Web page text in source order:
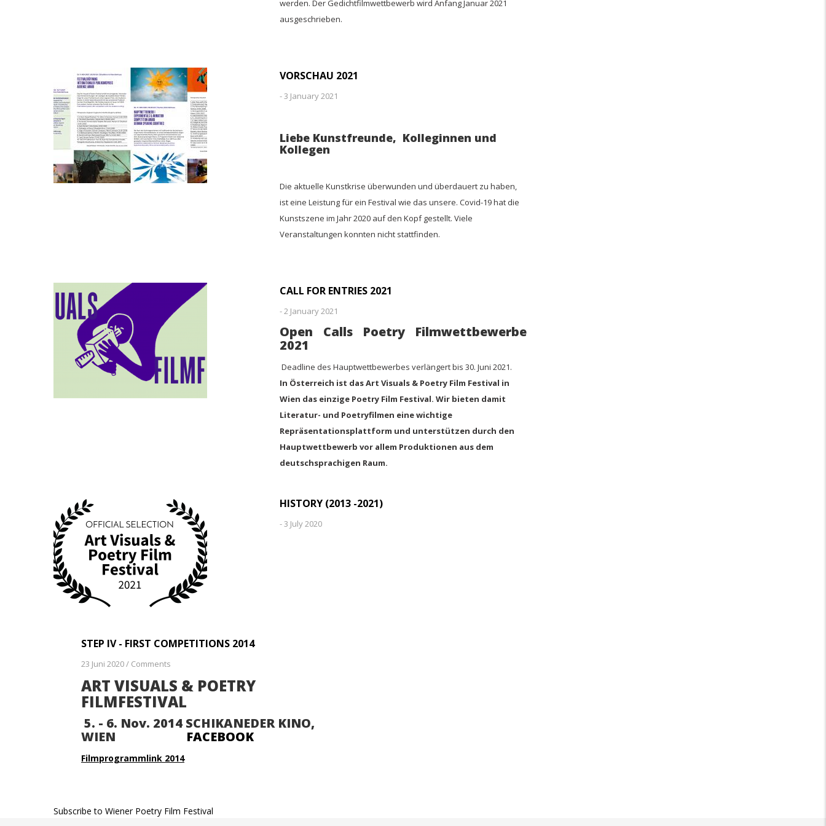
werden. Der Gedichtfilmwettbewerb wird Anfang Januar 2021
ausgeschrieben.
VORSCHAU 2021
-3 January 2021
Liebe Kunstfreunde, Kolleginnen und
Kollegen
Die aktuelle Kunstkrise überwunden und überdauert zu haben,
ist eine Leistung für ein Festival wie das unsere. Covid-19 hat die
Kunstszene im Jahr 2020 auf den Kopf gestellt. Viele
Veranstaltungen konnten nicht stattfinden.
CALL FOR ENTRIES 2021
-2 January 2021
Open Calls Poetry Filmwettbewerbe
2021
Deadline des Hauptwettbewerbes verlängert bis 30. Juni 2021.
In Österreich ist das Art Visuals & Poetry Film Festival in
Wien das einzige Poetry Film Festival. Wir bieten damit
Literatur- und Poetryfilmen eine wichtige
Repräsentationsplattform und unterstützen durch den
Hauptwettbewerb vor allem Produktionen aus dem
deutschsprachigen Raum.
HISTORY (2013 -2021)
-3 July 2020
STEP IV - FIRST COMPETITIONS 2014
23 Juni 2020/ Comments
ART VISUALS & POETRY
FILMFESTIVAL
5. - 6. Nov. 2014 SCHIKANEDER KINO,
WIEN FACEBOOK
Filmprogrammlink 2014
Subscribe to Wiener Poetry Film Festival